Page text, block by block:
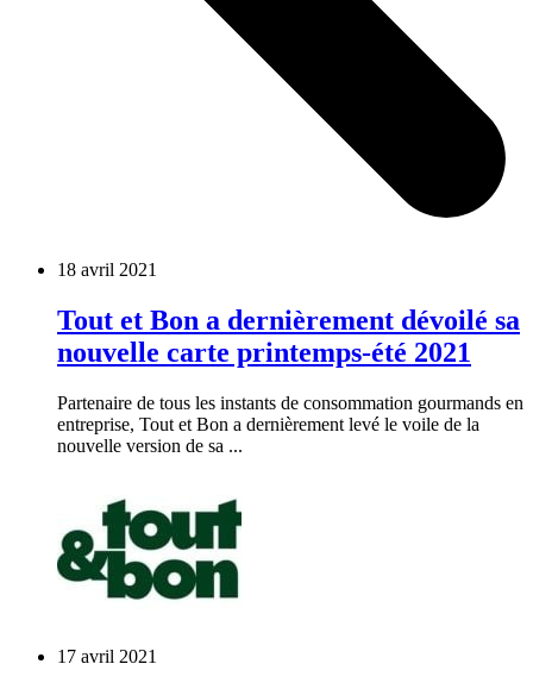
18 avril 2021
Tout et Bon a dernièrement dévoilé sa
nouvelle carte printemps-été 2021
Partenaire de tous les instants de consommation gourmands en
entreprise, Tout et Bon a dernièrement levé le voile de la
nouvelle version de sa ...
17 avril 2021